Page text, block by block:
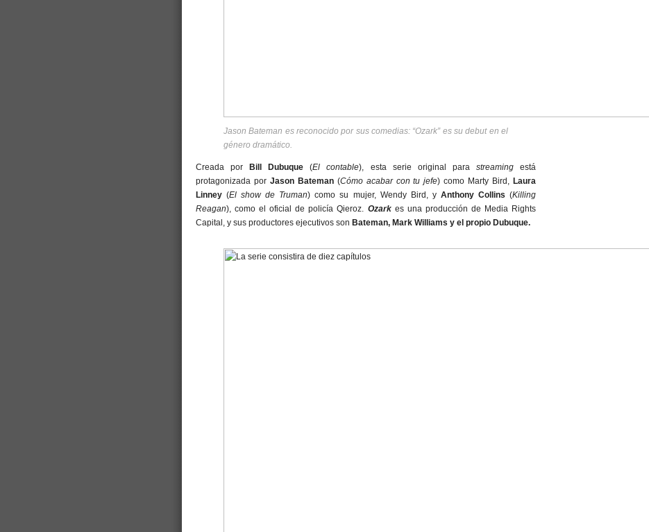
Jason Bateman es reconocido por sus comedias: “Ozark” es su debut en el
género dramático.
Creada porBill Dubuque (El contable), esta serie original para streamingestá
protagonizada por Jason Bateman(Cómo acabar con tu jefe) como Marty Bird,Laura
Linney (El show de Truman) como su mujer, Wendy Bird, y Anthony Collins (Killing
Reagan), como el oficial de policía Qieroz. Ozark es una producción de Media Rights
Capital, y sus productores ejecutivos son Bateman, Mark Williams y el propio Dubuque.